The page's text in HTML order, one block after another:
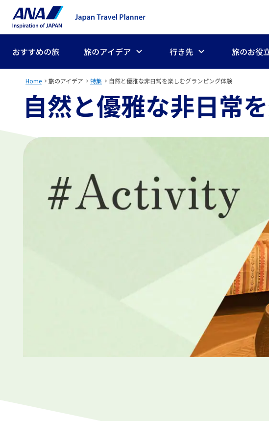
おすすめの旅 旅のアイデア 行き先 旅のお役
Home 旅のアイデア 特集 自然と優雅な非日常を楽しむグランピング体験
自然と優雅な非日常